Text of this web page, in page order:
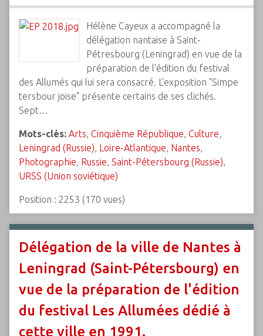
Hélène Cayeux a accompagné la
délégation nantaise à Saint-
Pétresbourg (Leningrad) en vue de la
préparation de l'édition du festival
des Allumés qui lui sera consacré. L'exposition "Simpe
tersbour joise" présente certains de ses clichés.
Sept…
Mots-clés: Arts, Cinquième République, Culture,
Leningrad (Russie), Loire-Atlantique, Nantes,
Photographie, Russie, Saint-Pétersbourg (Russie),
URSS (Union soviétique)
Position : 2253 (170 vues)
Délégation de la ville de Nantes à
Leningrad (Saint-Pétersbourg) en
vue de la préparation de l'édition
du festival Les Allumées dédié à
cette ville en 1991.